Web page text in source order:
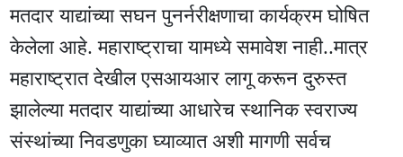
मतदार याद्यांच्या सघन पुनर्नरीक्षणाचा कार्यक्रम घोषित
केलेला आहे. महाराष्ट्राचा यामध्ये समावेश नाही..मात्र
महाराष्ट्रात देखील एसआयआर लागू करून दुरुस्त
झालेल्या मतदार याद्यांच्या आधारेच स्थानिक स्वराज्य
संस्थांच्या निवडणुका घ्याव्यात अशी मागणी सर्वच